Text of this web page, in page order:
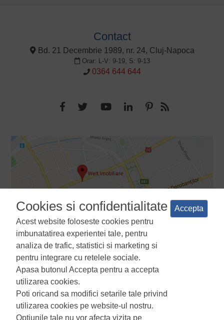
Contact
Bd. 21 Decembrie 1989, nr. 24, Cluj-Napoca
Orar: L-V: 9-19, S: 9-13
0364 644 644
Termeni si conditii Politica de confidentialitate
utilizare a cookie-urilor
Cookies si confidentialitate
Acest website foloseste cookies pentru
imbunatatirea experientei tale, pentru
analiza de trafic, statistici si marketing si
pentru integrare cu retelele sociale.
Apasa butonul Accepta pentru a accepta
utilizarea cookies.
Poti oricand sa modifici setarile tale privind
utilizarea cookies pe website-ul nostru.
Optiunile tale nu vor afecta vizita pe
Accepta